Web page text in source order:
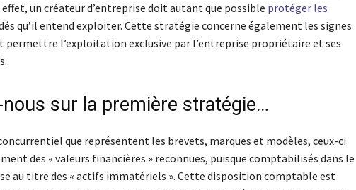
un créateur d’entreprise doit autant que possible protéger les
qu’il entend exploiter. Cette stratégie concerne également les signes
l’exploitation exclusive par l’entreprise propriétaire et ses
sur la première stratégie…
que représentent les brevets, marques et modèles, ceux-ci
des « valeurs financières » reconnues, puisque comptabilisés dans le
au titre des « actifs immatériels ». Cette disposition comptable est